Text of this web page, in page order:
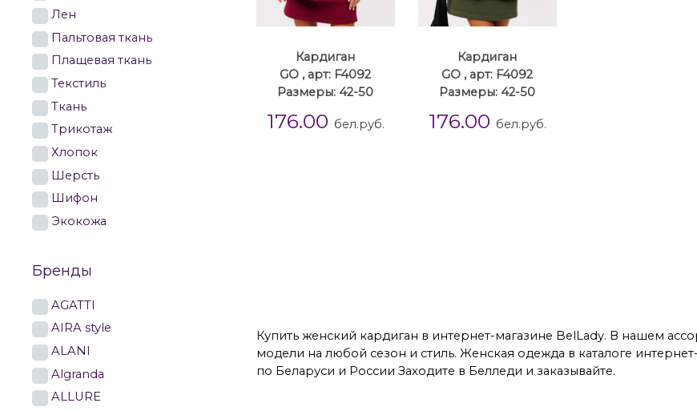
Кардиган
GO , арт: F4092
Размеры: 42-50
176.00 бел.руб.
Кардиган
GO , арт: F4092
Размеры: 42-50
176.00 бел.руб.
Купить женский кардиган в интернет-магазине BelLady. В нашем
модели на любой сезон и стиль. Женская одежда в каталоге
по Беларуси и России Заходите в Белледи и заказывайте.
Лен
Пальтовая ткань
Плащевая ткань
Текстиль
Ткань
Трикотаж
Хлопок
Шерсть
Шифон
Экокожа
Бренды
AGATTI
AIRA style
ALANI
Algranda
ALLURE